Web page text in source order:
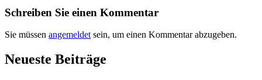
Schreiben Sie einen Kommentar
Sie müssen angemeldet sein, um einen Kommentar abzugeben.
Neueste Beiträge